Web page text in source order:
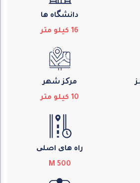
دانشگاه ها
16 كيلو متر
مرکز شهر
10 كيلو متر
راه های اصلی
500
M